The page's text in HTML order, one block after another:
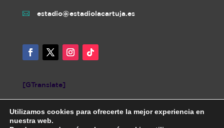
 estadio@estadiolacartuja.es
[GTranslate]
Utilizamos cookies para ofrecerte la mejor experiencia en
nuestra web.